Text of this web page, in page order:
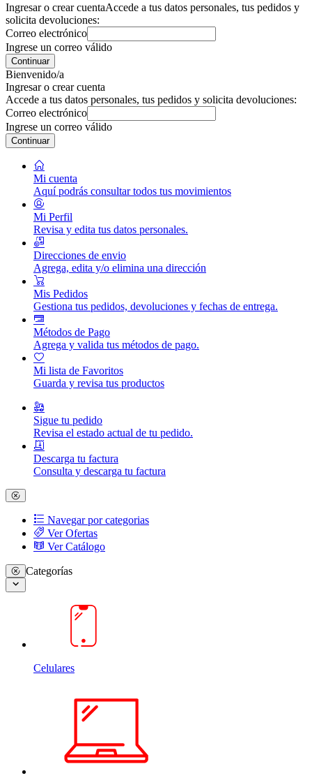
Ingresar o crear cuentaAccede a tus datos personales, tus pedidos y
solicita devoluciones:
Correo electrónico
Ingrese un correo válido
Continuar
Bienvenido/a
Ingresar o crear cuenta
Accede a tus datos personales, tus pedidos y solicita devoluciones:
Correo electrónico
Ingrese un correo válido
Continuar
Mi cuenta
Aquí podrás consultar todos tus movimientos
Mi Perfil
Revisa y edita tus datos personales.
Direcciones de envio
Agrega, edita y/o elimina una dirección
Mis Pedidos
Gestiona tus pedidos, devoluciones y fechas de entrega.
Métodos de Pago
Agrega y valida tus métodos de pago.
Mi lista de Favoritos
Guarda y revisa tus productos
Sigue tu pedido
Revisa el estado actual de tu pedido.
Descarga tu factura
Consulta y descarga tu factura
Navegar por categorias
Ver Ofertas
Ver Catálogo
Categorías
Celulares